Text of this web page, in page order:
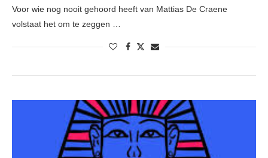
Voor wie nog nooit gehoord heeft van Mattias De Craene
volstaat het om te zeggen …